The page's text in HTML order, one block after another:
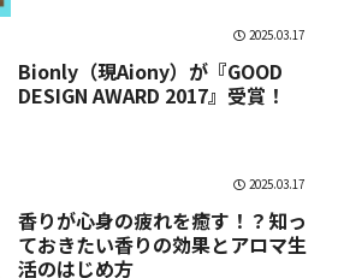
2025.03.17
Bionly（現Aiony）が『GOOD
DESIGN AWARD 2017』受賞！
2025.03.17
香りが心身の疲れを癒す！？知っ
ておきたい香りの効果とアロマ生
活のはじめ方